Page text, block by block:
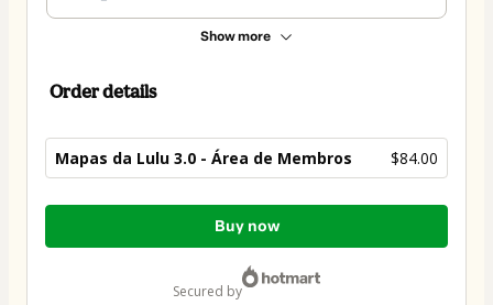
Show more
Order details
Mapas da Lulu 3.0 - Área de Membros $84.00
Total
Buy now
secured by